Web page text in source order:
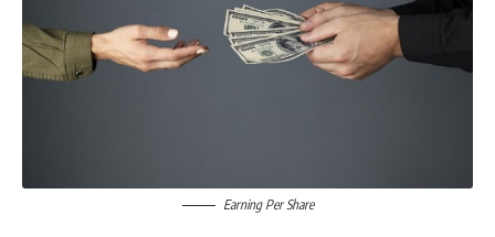
Earning Per Share